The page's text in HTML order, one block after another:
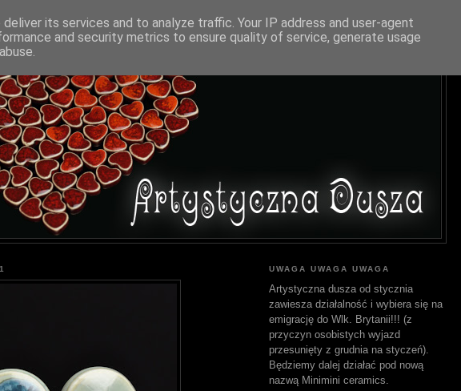
UWAGA UWAGA UWAGA
Artystyczna dusza od stycznia
zawiesza działalność i wybiera się na
emigrację do Wlk. Brytanii!!! (z
przyczyn osobistych wyjazd
przesunięty z grudnia na styczeń).
Będziemy dalej działać pod nową
nazwą Minimini ceramics.
its services and to analyze traffic. Your IP address and user-agent
and security metrics to ensure quality of service, generate usage